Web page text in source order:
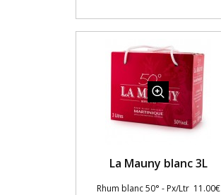
La Mauny blanc 3L
Rhum blanc 50° - Px/Ltr 11.00€